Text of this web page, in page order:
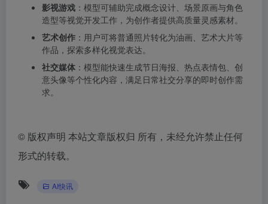
影视游戏 ：模型可辅助完成概念设计、场景原画与角色
造型等视觉开发工作，为创作者提供高质量灵感素材。
艺术创作 ：用户可将普通照片转化为油画、艺术大片等
作品，探索多样化视觉表达。
社交媒体 ：模型能快速生成节日海报、热点表情包、创
意头像等个性化内容，满足日常社交分享的即时创作需
求。
© 版权声明 本站文章版权归 所有，未经允许禁止任何
形式的转载。
AI快讯